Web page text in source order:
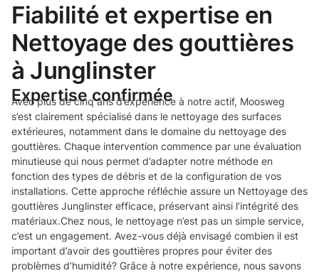
Fiabilité et expertise en
Nettoyage des gouttières
à Junglinster
Expertise confirmée
Avec plus de cinq ans d’expérience à notre actif, Moosweg
s’est clairement spécialisé dans le nettoyage des surfaces
extérieures, notamment dans le domaine du nettoyage des
gouttières. Chaque intervention commence par une évaluation
minutieuse qui nous permet d’adapter notre méthode en
fonction des types de débris et de la configuration de vos
installations. Cette approche réfléchie assure un Nettoyage des
gouttières Junglinster efficace, préservant ainsi l’intégrité des
matériaux.Chez nous, le nettoyage n’est pas un simple service,
c’est un engagement. Avez-vous déjà envisagé combien il est
important d’avoir des gouttières propres pour éviter des
problèmes d’humidité? Grâce à notre expérience, nous savons